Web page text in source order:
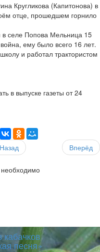
Кругликова (Капитонова) в
отце, прошедшем горнило
селе Попова Мельница 15
ему было всего 16 лет.
и работал трактористом
в выпуске газеты от 24
Назад Вперёд
кабачков
песня»